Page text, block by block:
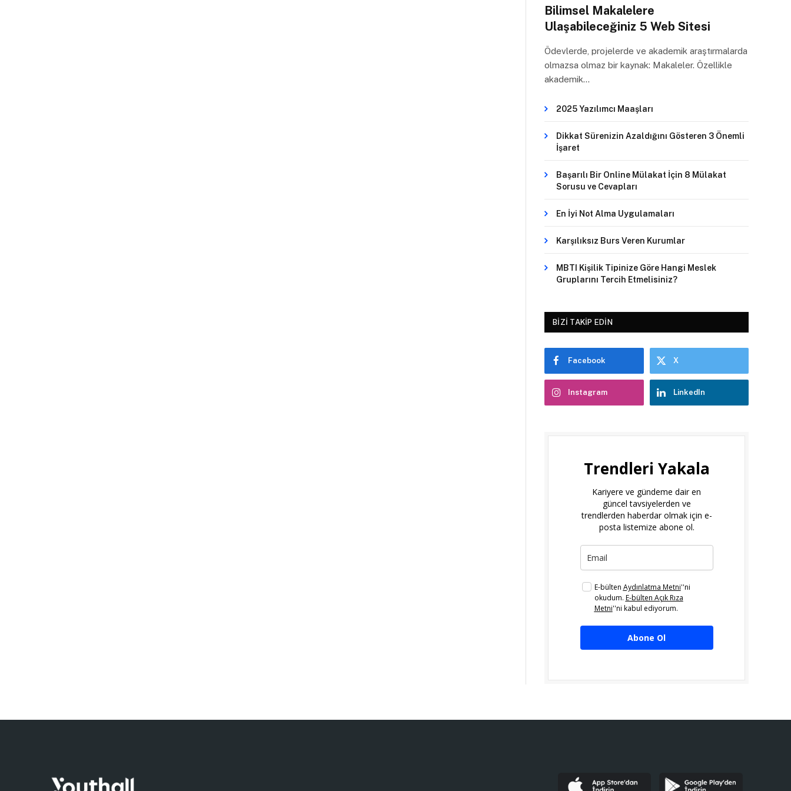
Bilimsel Makalelere
Ulaşabileceğiniz 5 Web Sitesi
Ödevlerde, projelerde ve akademik araştırmalarda
olmazsa olmaz bir kaynak: Makaleler. Özellikle
akademik…
2025 Yazılımcı Maaşları
Dikkat Sürenizin Azaldığını Gösteren 3 Önemli
İşaret
Başarılı Bir Online Mülakat İçin 8 Mülakat
Sorusu ve Cevapları
En İyi Not Alma Uygulamaları
Karşılıksız Burs Veren Kurumlar
MBTI Kişilik Tipinize Göre Hangi Meslek
Gruplarını Tercih Etmelisiniz?
BIZI TAKIP EDIN
Facebook X
Instagram LinkedIn
Trendleri Yakala
Kariyere ve gündeme dair en
güncel tavsiyelerden ve
trendlerden haberdar olmak için e-
posta listemize abone ol.
E-bülten Aydınlatma Metni''ni
okudum. E-bülten Açık Rıza
Metni''ni kabul ediyorum.
Abone Ol